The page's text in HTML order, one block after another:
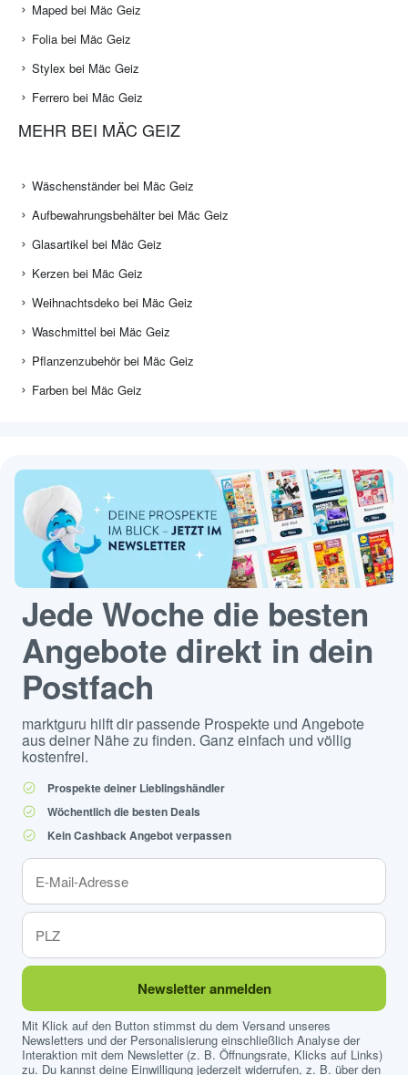
Maped bei Mäc Geiz
Folia bei Mäc Geiz
Stylex bei Mäc Geiz
Ferrero bei Mäc Geiz
MEHR BEI MÄC GEIZ
Wäschenständer bei Mäc Geiz
Aufbewahrungsbehälter bei Mäc Geiz
Glasartikel bei Mäc Geiz
Kerzen bei Mäc Geiz
Weihnachtsdeko bei Mäc Geiz
Waschmittel bei Mäc Geiz
Pflanzenzubehör bei Mäc Geiz
Farben bei Mäc Geiz
Jede Woche die besten
Angebote direkt in dein
Postfach
marktguru hilft dir passende Prospekte und Angebote
aus deiner Nähe zu finden. Ganz einfach und völlig
kostenfrei.
Prospekte deiner Lieblingshändler
Wöchentlich die besten Deals
Kein Cashback Angebot verpassen
Newsletter anmelden
Mit Klick auf den Button stimmst du dem Versand unseres
Newsletters und der Personalisierung einschließlich Analyse der
Interaktion mit dem Newsletter (z. B. Öffnungsrate, Klicks auf Links)
zu. Du kannst deine Einwilligung jederzeit widerrufen, z. B. über den